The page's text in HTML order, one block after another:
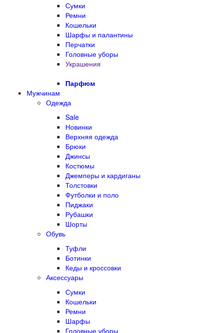
Сумки
Ремни
Кошельки
Шарфы и палантины
Перчатки
Головные уборы
Украшения
Парфюм
Мужчинам
Одежда
Sale
Новинки
Верхняя одежда
Брюки
Джинсы
Костюмы
Джемперы и кардиганы
Толстовки
Футболки и поло
Пиджаки
Рубашки
Шорты
Обувь
Туфли
Ботинки
Кеды и кроссовки
Аксессуары
Сумки
Кошельки
Ремни
Шарфы
Головные уборы